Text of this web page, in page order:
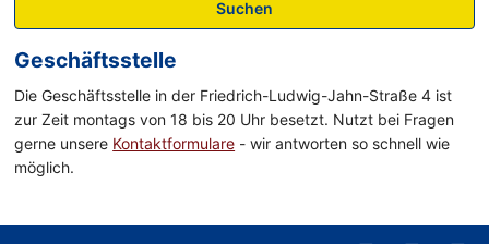
Suchen
Geschäftsstelle
Die Geschäftsstelle in der Friedrich-Ludwig-Jahn-Straße 4 ist
zur Zeit montags von 18 bis 20 Uhr besetzt. Nutzt bei Fragen
gerne unsere Kontaktformulare - wir antworten so schnell wie
möglich.